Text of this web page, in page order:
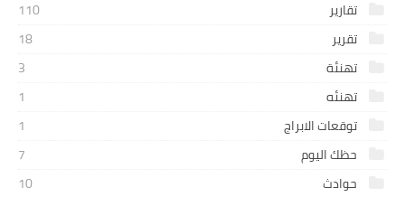
تقارير
110
تقرير
18
تهنئة
3
تهنئه
1
توقعات الابراج
1
حظك اليوم
7
حوادث
10